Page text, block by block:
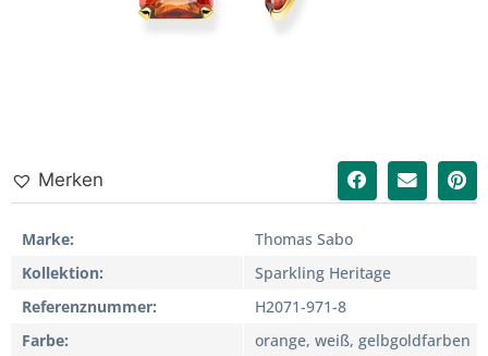
Merken
Marke
Thomas Sabo
Kollektion
Sparkling Heritage
Referenznummer
H2071-971-8
Farbe
orange, weiß, gelbgoldfarben